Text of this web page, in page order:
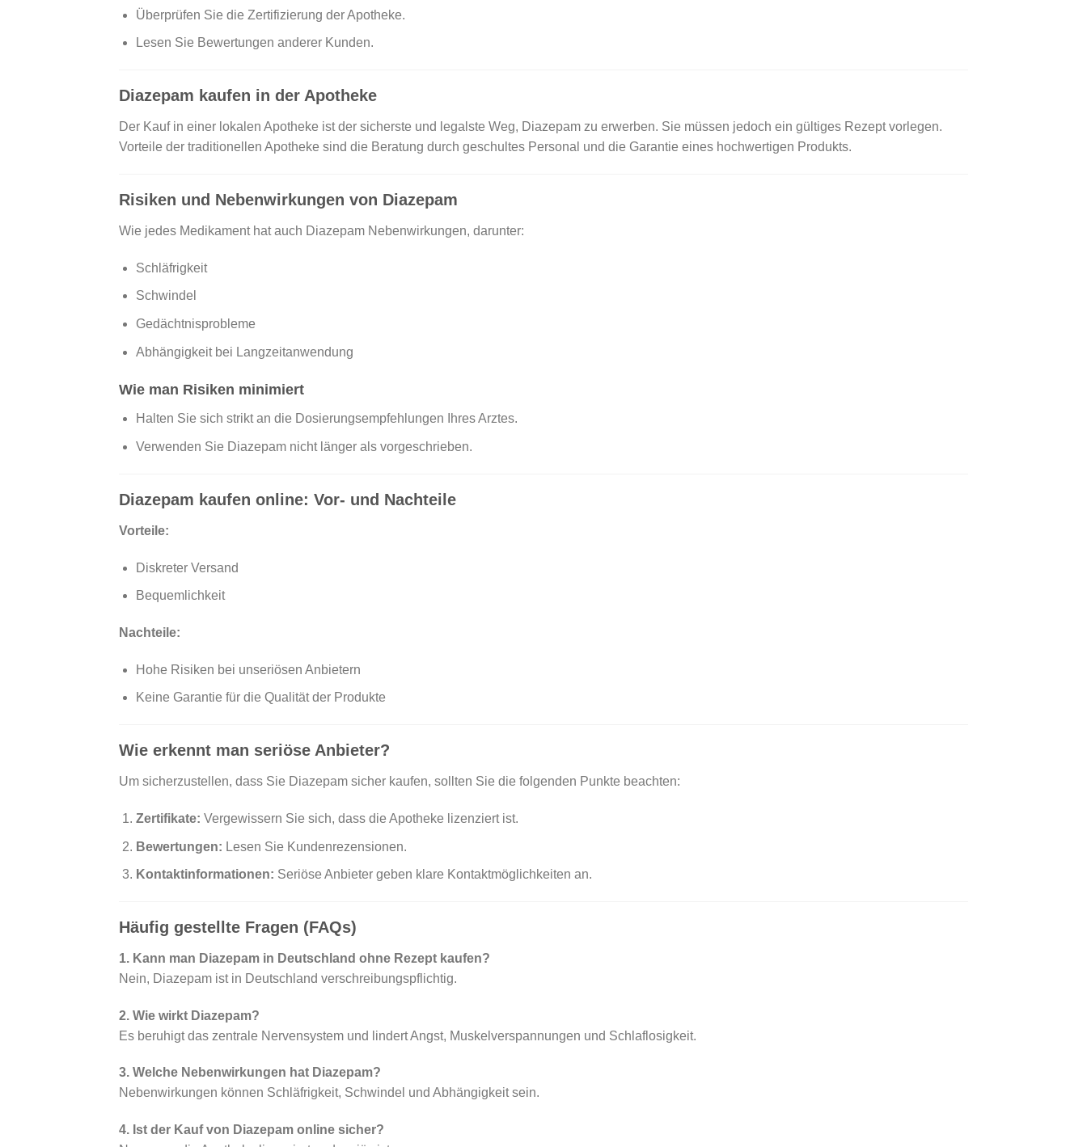
Überprüfen Sie die Zertifizierung der Apotheke.
Lesen Sie Bewertungen anderer Kunden.
Diazepam kaufen in der Apotheke
Der Kauf in einer lokalen Apotheke ist der sicherste und legalste Weg, Diazepam zu erwerben. Sie müssen jedoch ein gültiges Rezept vorlegen.
Vorteile der traditionellen Apotheke sind die Beratung durch geschultes Personal und die Garantie eines hochwertigen Produkts.
Risiken und Nebenwirkungen von Diazepam
Wie jedes Medikament hat auch Diazepam Nebenwirkungen, darunter:
Schläfrigkeit
Schwindel
Gedächtnisprobleme
Abhängigkeit bei Langzeitanwendung
Wie man Risiken minimiert
Halten Sie sich strikt an die Dosierungsempfehlungen Ihres Arztes.
Verwenden Sie Diazepam nicht länger als vorgeschrieben.
Diazepam kaufen online: Vor- und Nachteile
Vorteile:
Diskreter Versand
Bequemlichkeit
Nachteile:
Hohe Risiken bei unseriösen Anbietern
Keine Garantie für die Qualität der Produkte
Wie erkennt man seriöse Anbieter?
Um sicherzustellen, dass Sie Diazepam sicher kaufen, sollten Sie die folgenden Punkte beachten:
Zertifikate: Vergewissern Sie sich, dass die Apotheke lizenziert ist.
Bewertungen: Lesen Sie Kundenrezensionen.
Kontaktinformationen: Seriöse Anbieter geben klare Kontaktmöglichkeiten an.
Häufig gestellte Fragen (FAQs)
1. Kann man Diazepam in Deutschland ohne Rezept kaufen?
Nein, Diazepam ist in Deutschland verschreibungspflichtig.
2. Wie wirkt Diazepam?
Es beruhigt das zentrale Nervensystem und lindert Angst, Muskelverspannungen und Schlaflosigkeit.
3. Welche Nebenwirkungen hat Diazepam?
Nebenwirkungen können Schläfrigkeit, Schwindel und Abhängigkeit sein.
4. Ist der Kauf von Diazepam online sicher?